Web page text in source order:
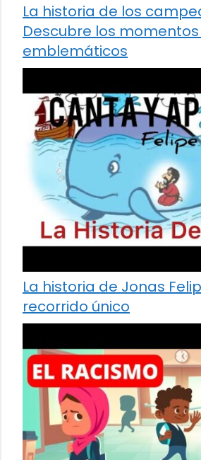
La historia de los
Descubre los
emblemáticos
La historia de Jonas
recorrido único